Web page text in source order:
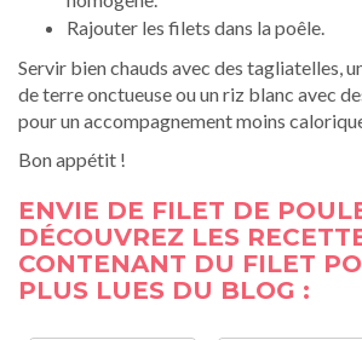
Rajouter les filets dans lapoêle.
Servir bien chauds avec des tagliatelles,
de terre onctueuse ou un riz blanc avec
pour un accompagnement moins
Bon appétit !
ENVIE DE FILET DE
DÉCOUVREZ LES
CONTENANT DU FILET
PLUS LUES DU BLOG :